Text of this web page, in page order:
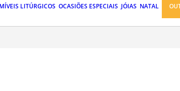
LITÚRGICOS OCASIÕES ESPECIAIS JÓIAS NATAL